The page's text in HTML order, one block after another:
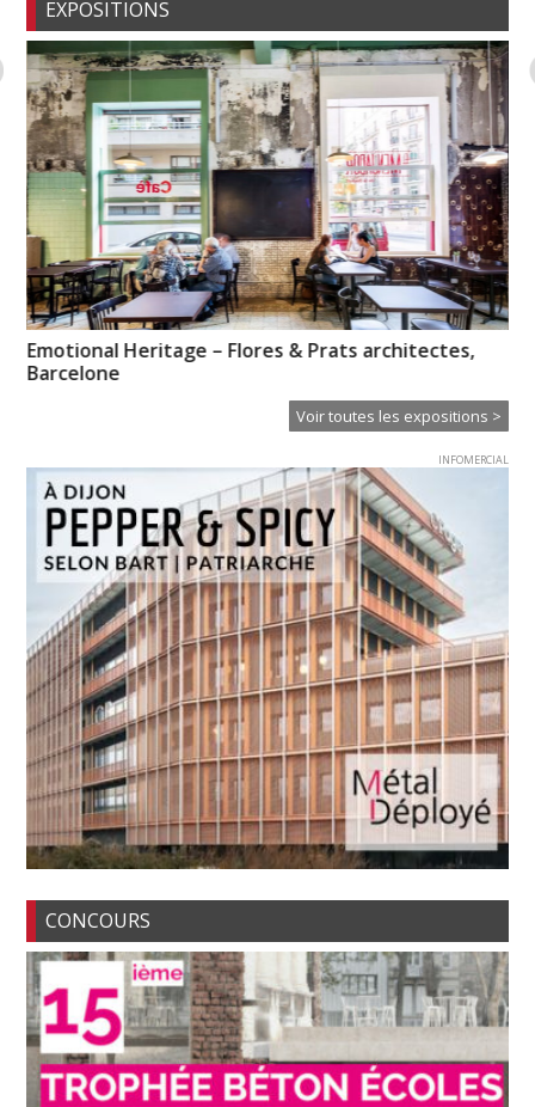
EXPOSITIONS
Emotional Heritage – Flores & Prats architectes,
Barcelone
Voir toutes les expositions >
INFOMERCIAL
CONCOURS